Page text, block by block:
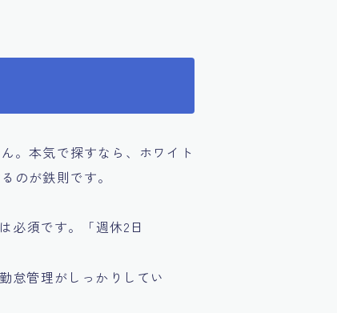
。本気で探すなら、ホワイト
のが鉄則です。
必須です。「週休2日
怠管理がしっかりしてい